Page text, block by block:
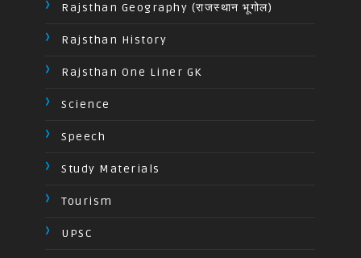
Rajsthan Geography (राजस्थान भूगोल)
Rajsthan History
Rajsthan One Liner GK
Science
Speech
Study Materials
Tourism
UPSC